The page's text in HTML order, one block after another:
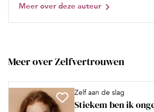
Meer over deze auteur
Meer over Zelfvertrouwen
Zelf aan de slag
Stiekem ben ik